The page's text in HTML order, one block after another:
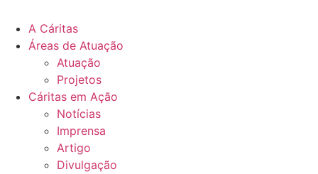
A Cáritas
Áreas de Atuação
Atuação
Projetos
Cáritas em Ação
Notícias
Imprensa
Artigo
Divulgação